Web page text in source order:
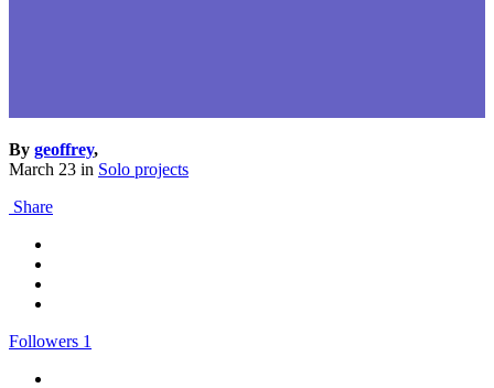
By geoffrey,
March 23 in Solo projects
Share
Followers 1